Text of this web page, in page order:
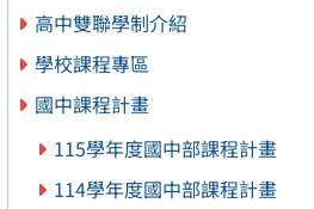
高中雙聯學制介紹
學校課程專區
國中課程計畫
115學年度國中部課程計畫
114學年度國中部課程計畫